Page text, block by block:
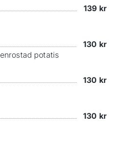
139 kr
130 kr
potatis
130 kr
130 kr